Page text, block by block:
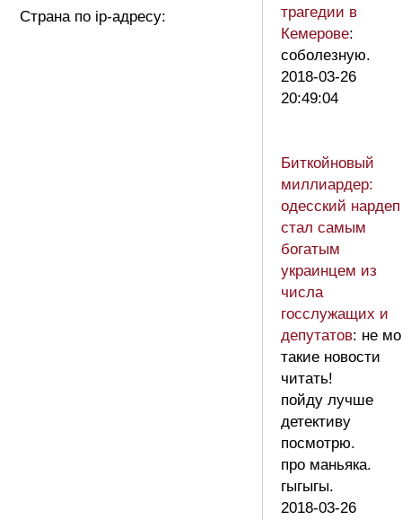
Страна по ip-адресу:
трагедии в
Кемерове:
соболезную.
2018-03-26
20:49:04
Биткойновый
миллиардер:
одесский нардеп
стал самым
богатым
украинцем из
числа
госслужащих и
депутатов: не
такие новости
читать!
пойду лучше
детективу
посмотрю.
про маньяка.
гыгыгы.
2018-03-26